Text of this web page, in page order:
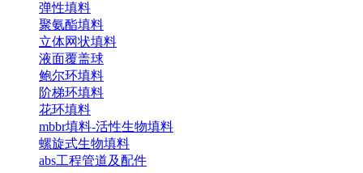
弹性填料
聚氨酯填料
立体网状填料
液面覆盖球
鲍尔环填料
阶梯环填料
花环填料
mbbr填料-活性生物填料
螺旋式生物填料
abs工程管道及配件